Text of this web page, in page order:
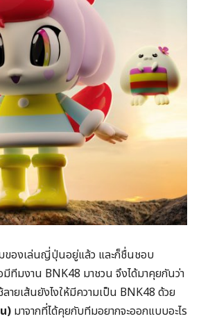
ของเล่นญี่ปุ่นอยู่แล้ว และก็ชื่นชอบ
มงาน BNK48 มาชวน จึงได้มาคุยกันว่า
ลายเส้นยังไงให้มีความเป็น BNK48 ด้วย
) มาจากที่ได้คุยกับทีมอยากจะออกแบบอะไร